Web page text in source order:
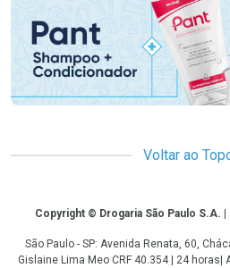
Voltar ao
CopyrightCopyright © Drogaria São Paulo S.A.
São Paulo - SP: Avenida Renata, 60,
Gislaine Lima Meo CRF 40.354 | 24